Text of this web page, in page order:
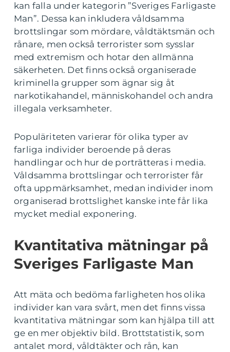
kan falla under kategorin ”Sveriges Farligaste
Man”. Dessa kan inkludera våldsamma
brottslingar som mördare, våldtäktsmän och
rånare, men också terrorister som sysslar
med extremism och hotar den allmänna
säkerheten. Det finns också organiserade
kriminella grupper som ägnar sig åt
narkotikahandel, människohandel och andra
illegala verksamheter.
Populäriteten varierar för olika typer av
farliga individer beroende på deras
handlingar och hur de porträtteras i media.
Våldsamma brottslingar och terrorister får
ofta uppmärksamhet, medan individer inom
organiserad brottslighet kanske inte får lika
mycket medial exponering.
Kvantitativa mätningar på
Sveriges Farligaste Man
Att mäta och bedöma farligheten hos olika
individer kan vara svårt, men det finns vissa
kvantitativa mätningar som kan hjälpa till att
ge en mer objektiv bild. Brottstatistik, som
antalet mord, våldtäkter och rån, kan